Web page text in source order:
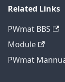
Related Links
PWmat BBS
Module
PWmat